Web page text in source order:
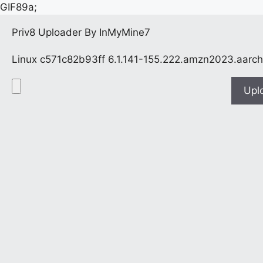
GIF89a;
Priv8 Uploader By InMyMine7